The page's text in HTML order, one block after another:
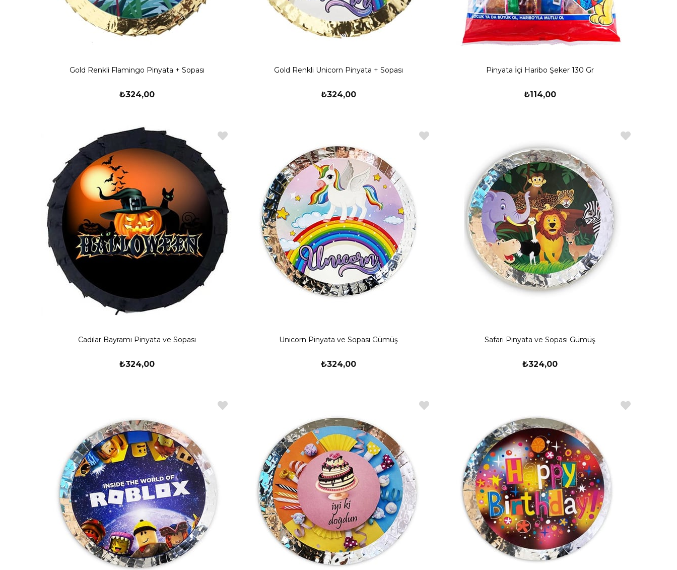
Gold Renkli Flamingo Pinyata + Sopası
₺324,00
Gold Renkli Unicorn Pinyata + Sopası
₺324,00
Pinyata İçi Haribo Şeker 130 Gr
₺114,00
Cadılar Bayramı Pinyata ve Sopası
₺324,00
Unicorn Pinyata ve Sopası Gümüş
₺324,00
Safari Pinyata ve Sopası Gümüş
₺324,00